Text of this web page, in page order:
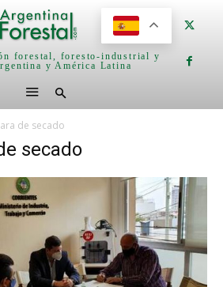
forestal, foresto-industrial y
y América Latina
de secado
secado